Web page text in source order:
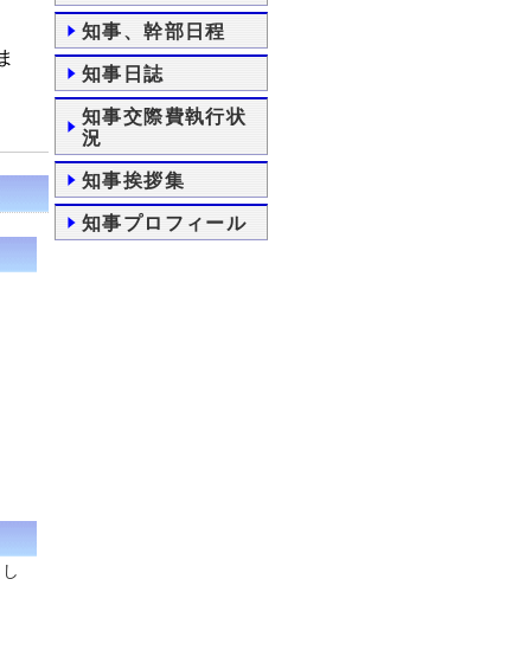
知事、幹部日程
知事日誌
知事交際費執行状
況
知事挨拶集
知事プロフィール